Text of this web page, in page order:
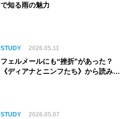
で知る雨の魅力
STUDY 2026.05.11
フェルメールにも“挫折”があった？
《ディアナとニンフたち》から読み解
STUDY 2026.05.07